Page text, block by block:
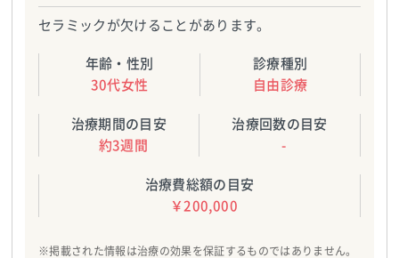
セラミックが欠けることがあります。
年齢・性別
30代女性
診療種別
自由診療
治療期間の目安
約3週間
治療回数の目安
-
治療費総額の目安
￥200,000
※掲載された情報は治療の効果を保証するものではありません。